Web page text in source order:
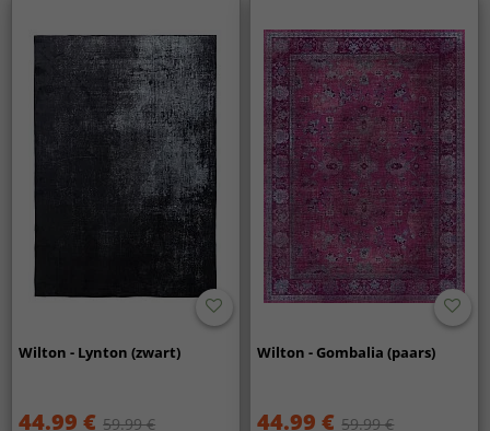
Wilton - Lynton (zwart)
44.99 € 59.99 €
Wilton - Gombalia (paars)
44.99 € 59.99 €